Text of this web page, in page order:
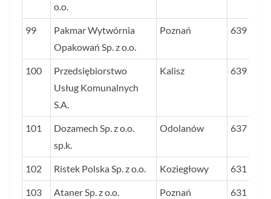
o.o.
99
Pakmar Wytwórnia
Opakowań Sp. z o.o.
Poznań 639
100
Przedsiębiorstwo
Usług Komunalnych
S.A.
Kalisz 639
101
Dozamech Sp. z o.o.
sp.k.
Odolanów 637
102 Ristek Polska Sp. z o.o. Koziegłowy 631
103 Ataner Sp. z o.o. Poznań 631